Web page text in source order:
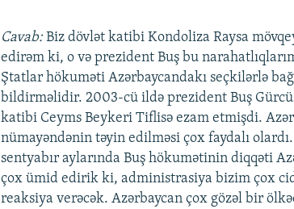
Cavab:Biz dövlət katibi Kondoliza Raysa
edirəm ki, o və prezident Buş bu
Ştatlar hökuməti Azərbaycandakı seçkilərlə
bildirməlidir. 2003-cü ildə prezident Buş
katibi Ceyms Beykeri Tiflisə ezam etmişdi.
nümayəndənin təyin edilməsi çox faydalı
sentyabır aylarında Buş hökumətinin diqqəti
çox ümid edirik ki, administrasiya bizim çox
reaksiya verəcək. Azərbaycan çox gözəl bir